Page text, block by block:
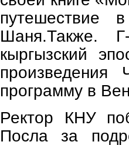
путешествие
Шаня.Также. Г
кыргызский
программу в
Ректор КНУ
Послаза